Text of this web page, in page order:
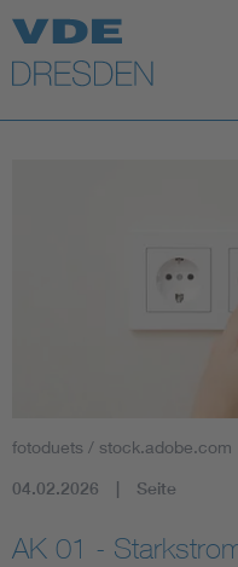
Top Themen
Fokusthemen
AI & Digital Trust
Health
fotoduets / stock.adobe.com
04.02.2026 Seite
AK 01 -